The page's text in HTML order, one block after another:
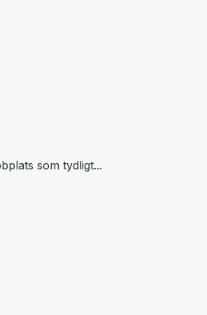
som tydligt...